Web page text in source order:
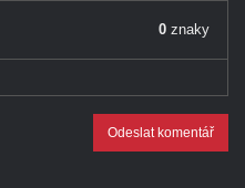
0 znaky
Odeslat komentář